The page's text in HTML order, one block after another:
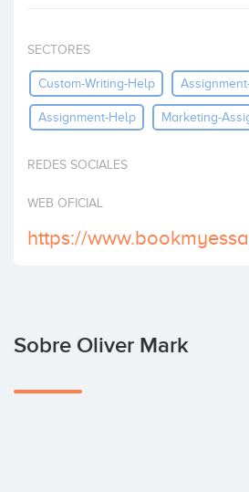
Inicio
Invertir
SECTORES
Custom-Writing-Help
Assignment-Help Marketing-
REDES SOCIALES
WEB OFICIAL
Sobre Oliver Mark